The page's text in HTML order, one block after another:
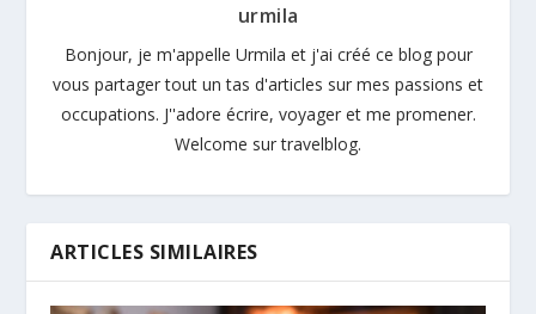
urmila
Bonjour, je m'appelle Urmila et j'ai créé ce blog pour
vous partager tout un tas d'articles sur mes passions et
occupations. J''adore écrire, voyager et me promener.
Welcome sur travelblog.
ARTICLES SIMILAIRES